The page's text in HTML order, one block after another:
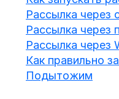
Рассылка через
Рассылка через
‍Рассылка через
‍Как правильно
Подытожим